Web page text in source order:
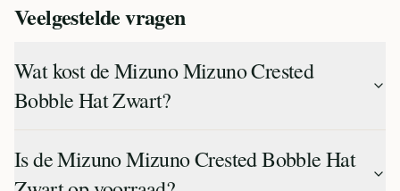
Veelgestelde vragen
Wat kost de Mizuno Mizuno Crested
Bobble Hat Zwart?
Is de Mizuno Mizuno Crested Bobble Hat